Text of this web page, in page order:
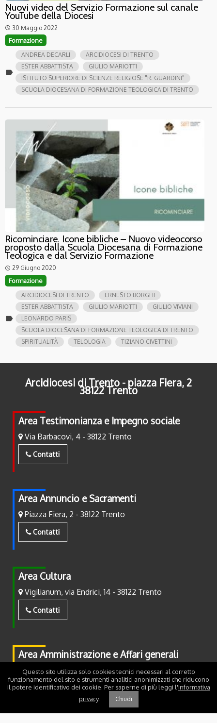
Nuovi video del Servizio Formazione sul canale
YouTube della Diocesi
access_time 30 Maggio 2022
Formazione
label
ANDREA DECARLI
ARCIDIOCESI DI TRENTO
ESTER ABBATTISTA
GIULIO MARIOTTI
ISTITUTO SUPERIORE DI SCIENZE RELIGIOSE "R. GUARDINI"
SCUOLA DIOCESANA DI FORMAZIONE TEOLOGICA DI TRENTO
Ricominciare. Icone bibliche – Nuovo videocorso
proposto dalla Scuola Diocesana di Formazione
Teologica e dal Servizio Formazione
access_time 29 Giugno 2020
Formazione
label
ARCIDIOCESI DI TRENTO
ERNESTO BORGHI
ESTER ABBATTISTA
GIULIO MARIOTTI
GIULIO VIVIANI
LEONARDO PARIS
SCUOLA DIOCESANA DI FORMAZIONE TEOLOGICA DI TRENTO
SPIRITUALITÀ
TELOLOGIA TIZIANO CIVETTINI
Arcidiocesi di Trento - piazza Fiera, 2
38122 Trento
Area Testimonianza e Impegno sociale
Via Barbacovi, 4 - 38122 Trento
Contatti
Area Annuncio e Sacramenti
Piazza Fiera, 2 - 38122 Trento
Contatti
Area Cultura
Vigilianum, via Endrici, 14 - 38122 Trento
Contatti
Area Amministrazione e Affari generali
Piazza Fiera, 2 - 38122 Trento
Contatti
Questo sito utilizza solo cookies tecnici necessari al corretto
funzionamento del sito e strumenti analitici anonimizzati che riducono
il potere identificativo dei cookie. Per saperne di più leggi l'informativa
privacy. Chiudi